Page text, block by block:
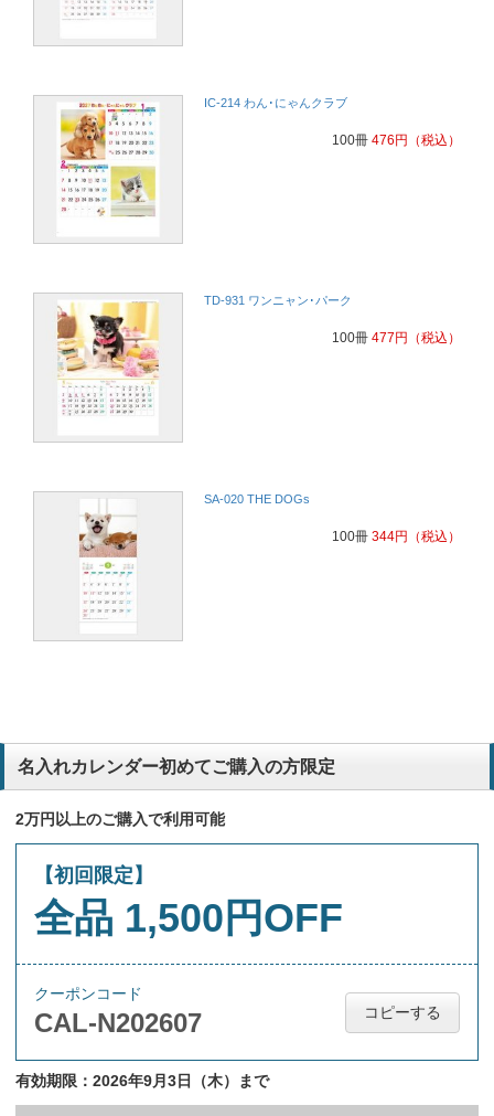
IC-214 わん･にゃんクラブ
100冊 476円 （税込）
TD-931 ワンニャン･パーク
100冊 477 円 （税込）
SA-020 THE DOGs
100冊 344円 （税込）
名入れカレンダー初めてご購入の方限定
2万円以上のご購入で利用可能
【初回限定】
全品 1,500円OFF
クーポンコード
CAL-N202607 コピーする
有効期限：2026年9月3日（木）まで